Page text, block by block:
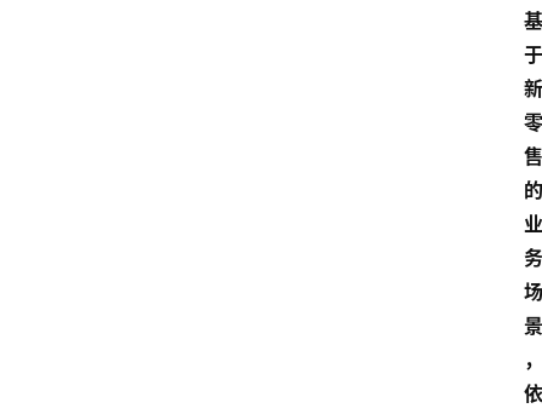
基
于
新
零
售
的
业
务
场
景
，
依